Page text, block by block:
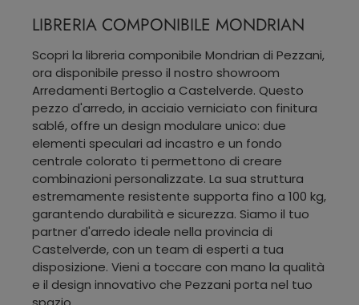
LIBRERIA COMPONIBILE MONDRIAN
Scopri la libreria componibile Mondrian di Pezzani,
ora disponibile presso il nostro showroom
Arredamenti Bertoglio a Castelverde. Questo
pezzo d'arredo, in acciaio verniciato con finitura
sablé, offre un design modulare unico: due
elementi speculari ad incastro e un fondo
centrale colorato ti permettono di creare
combinazioni personalizzate. La sua struttura
estremamente resistente supporta fino a 100 kg,
garantendo durabilità e sicurezza. Siamo il tuo
partner d'arredo ideale nella provincia di
Castelverde, con un team di esperti a tua
disposizione. Vieni a toccare con mano la qualità
e il design innovativo che Pezzani porta nel tuo